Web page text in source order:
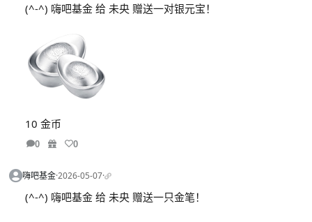
(^-^) 嗨吧基金 给 未央 赠送一对银元宝！
10 金币
0 0
嗨吧基金·2026-05-07·
(^-^) 嗨吧基金 给 未央 赠送一只金笔！